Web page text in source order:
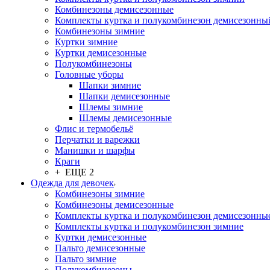
Комбинезоны демисезонные
Комплекты куртка и полукомбинезон
Комбинезоны зимние
Куртки зимние
Куртки демисезонные
Полукомбинезоны
Головные уборы
Шапки зимние
Шапки демисезонные
Шлемы зимние
Шлемы демисезонные
Флис и термобельё
Перчатки и варежки
Манишки и шарфы
Краги
+ ЕЩЕ 2
Одежда для девочек
Комбинезоны зимние
Комбинезоны демисезонные
Комплекты куртка и полукомбинезон
Комплекты куртка и полукомбинезон зимние
Куртки демисезонные
Пальто демисезонные
Пальто зимние